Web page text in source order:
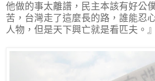
他做的事太離譜，民主本該有好公
苦，台灣走了這麼長的路，誰能忍
人物，但是天下興亡就是看匹夫。』